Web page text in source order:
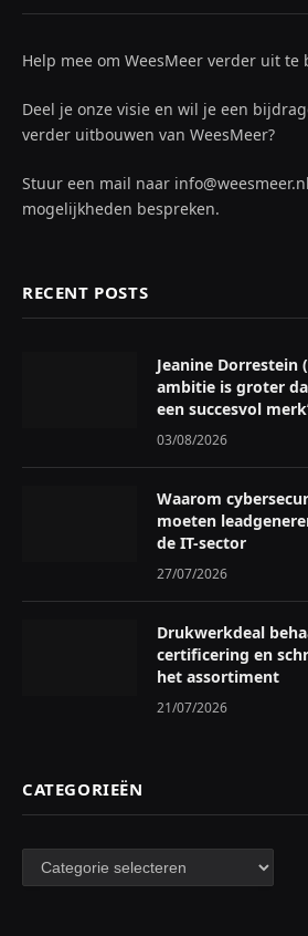
Help mee om WeesMeer verder uit te
Deel je onze visie en wil je een
verder uitbouwen van WeesMeer?
Stuur een mail naar
mogelijkheden bespreken.
RECENT POSTS
Jeanine Dorrestein
ambitie is groter
een succesvol
03/08/2026
Waarom
moeten
de IT-sector
27/07/2026
Drukwerkdeal
certificering en
het assortiment
21/07/2026
CATEGORIEËN
Categorieën